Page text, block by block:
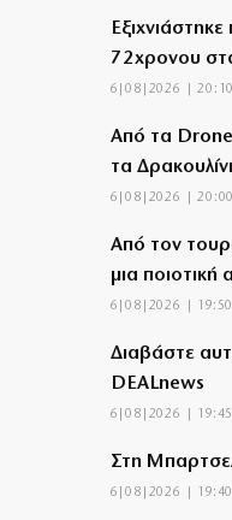
72χρονου
6|08|2026 | 20:10
Από τα
τα
6|08|2026 | 20:00
Από τον
μια ποιοτική
6|08|2026 | 19:50
Διαβάστε
DEALnews
6|08|2026 | 19:45
Στη
6|08|2026 | 19:40